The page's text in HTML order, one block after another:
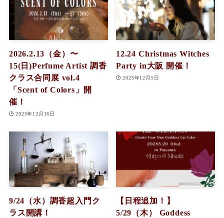
2026.2.13（金）〜
15(日)Perfume Artist 調香
クラス合同展 vol.4
「Scent of Colors」開
催！
2025年12月16日
12.24 Christmas Witches
Party in大阪 開催！
2025年12月5日
9/24（水）調香超入門ク
ラス開講！
【日程追加！】
5/29（木） Goddess